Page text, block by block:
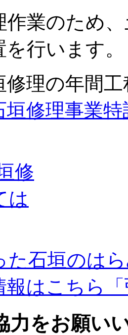
作業のため
行います。
修理の年間
垣修理事業
た石垣のは
報はこちら
力をお願い